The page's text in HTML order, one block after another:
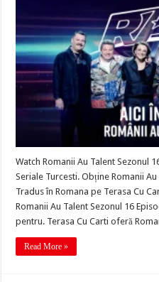
Watch Romanii Au Talent Sezonul
Seriale Turcesti. Obține Romanii
Tradus în Romana pe Terasa Cu
Romanii Au Talent Sezonul 16
pentru. Terasa Cu Carti oferă
Read More »